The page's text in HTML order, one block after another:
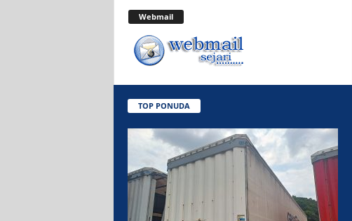
o
.
a
Webmail
TOP PONUDA